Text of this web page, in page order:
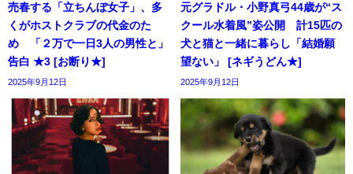
売春する「立ちんぼ女子」、多
くがホストクラブの代金のた
め 「２万で一日3人の男性と」
告白 ★3 [お断り★]
2025年9月12日
元グラドル・小野真弓44歳が“ス
クール水着風”姿公開 計15匹の
犬と猫と一緒に暮らし「結婚願
望ない」 [ネギうどん★]
2025年9月12日